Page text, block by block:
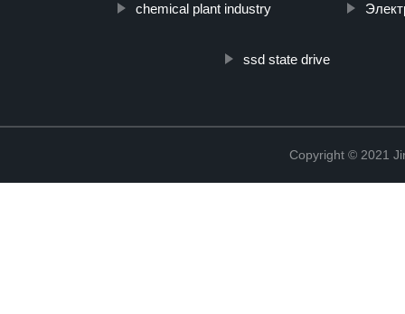
chemical plant industry
ssd state drive
Copyright © 2021